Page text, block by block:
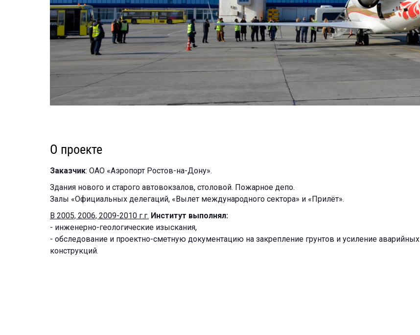
О проекте
Заказчик: ОАО «Аэропорт Ростов-на-Дону».
Здания нового и старого автовокзалов, столовой. Пожарное депо.
Залы «Официальных делегаций, «Вылет международного сектора» и «Прилёт».
В 2005, 2006, 2009-2010 г.г. Институт выполнял:
- инженерно-геологические изыскания,
- обследование и проектно-сметную документацию на закрепление грунтов и усиление аварийных
конструкций.